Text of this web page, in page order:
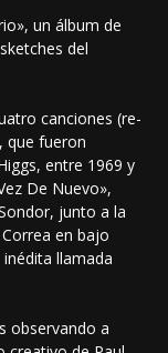
un álbum de
del
canciones (re-
que fueron
entre 1969 y
De Nuevo»,
junto a la
en bajo
llamada
observando a